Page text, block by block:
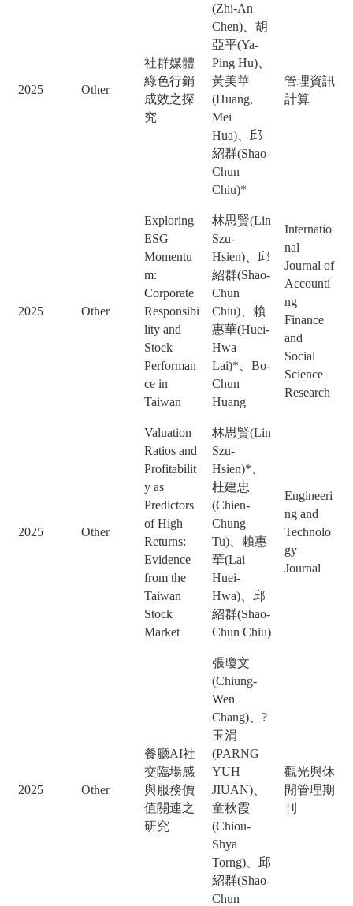
2025 Other
社群媒體
綠色行銷
成效之探
究
(Zhi-An
Chen)、胡
亞平(Ya-
Ping Hu)、
黃美華
(Huang,
Mei
Hua)、邱
紹群(Shao-
Chun
Chiu)*
管理資訊
計算
2025 Other
Exploring
ESG
Momentu
m:
Corporate
Responsibi
lity and
Stock
Performan
ce in
Taiwan
林思賢(Lin
Szu-
Hsien)、邱
紹群(Shao-
Chun
Chiu)、賴
惠華(Huei-
Hwa
Lai)*、Bo-
Chun
Huang
Internatio
nal
Journal of
Accounti
ng
Finance
and
Social
Science
Research
2025 Other
Valuation
Ratios and
Profitabilit
y as
Predictors
of High
Returns:
Evidence
from the
Taiwan
Stock
Market
林思賢(Lin
Szu-
Hsien)*、
杜建忠
(Chien-
Chung
Tu)、賴惠
華(Lai
Huei-
Hwa)、邱
紹群(Shao-
Chun Chiu)
Engineeri
ng and
Technolo
gy
Journal
2025 Other
餐廳AI社
交臨場感
與服務價
值關連之
研究
張瓊文
(Chiung-
Wen
Chang)、?
玉涓
(PARNG
YUH
JIUAN)、
童秋霞
(Chiou-
Shya
Torng)、邱
紹群(Shao-
Chun
觀光與休
閒管理期
刊